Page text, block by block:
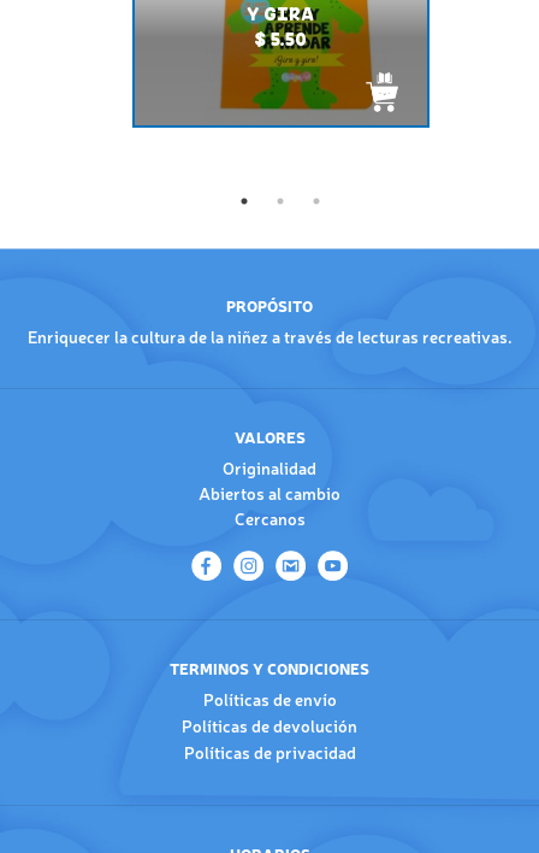
Y GIRA
$ 5.50
PROPÓSITO
Enriquecer la cultura de la niñez a través de lecturas recreativas.
VALORES
Originalidad
Abiertos al cambio
Cercanos
TERMINOS Y CONDICIONES
Políticas de envío
Políticas de devolución
Políticas de privacidad